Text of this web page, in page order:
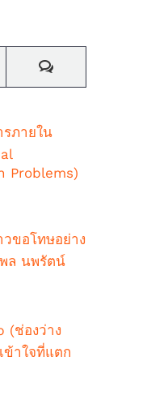
Comments
ภายใน
Problems)
ขอโทษอย่าง
ล นพรัตน์
(ช่องว่าง
ข้าใจที่แตก